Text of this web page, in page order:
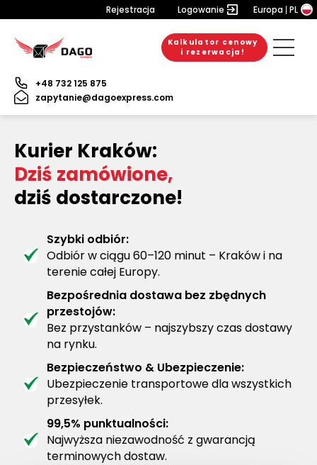
Rejestracja Logowanie Europa PL
Kalkulator cenowy
i rezerwacja!
+48 732 125 875
zapytanie@dagoexpress.com
Kurier Kraków:
Dziś zamówione,
dziś dostarczone!
Szybki odbiór:
Odbiór w ciągu 60–120 minut – Kraków i na
terenie całej Europy.
Bezpośrednia dostawa bez zbędnych
przestojów:
Bez przystanków – najszybszy czas dostawy
na rynku.
Bezpieczeństwo & Ubezpieczenie:
Ubezpieczenie transportowe dla wszystkich
przesyłek.
99,5% punktualności:
Najwyższa niezawodność z gwarancją
terminowych dostaw.